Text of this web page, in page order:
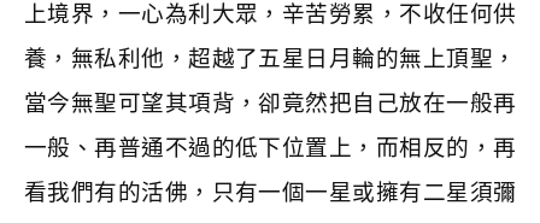
上境界，一心為利大眾，辛苦勞累，不收任何供
養，無私利他，超越了五星日月輪的無上頂聖，
當今無聖可望其項背，卻竟然把自己放在一般再
一般、再普通不過的低下位置上，而相反的，再
看我們有的活佛，只有一個一星或擁有二星須彌